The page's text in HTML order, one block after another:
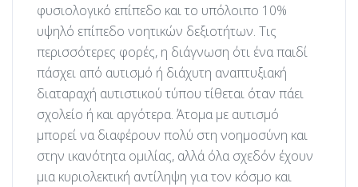
φυσιολογικό επίπεδο και το υπόλοιπο 10%
υψηλό επίπεδο νοητικών δεξιοτήτων. Τις
περισσότερες φορές, η διάγνωση ότι ένα παιδί
πάσχει από αυτισμό ή διάχυτη αναπτυξιακή
διαταραχή αυτιστικού τύπου τίθεται όταν πάει
σχολείο ή και αργότερα. Άτομα με αυτισμό
μπορεί να διαφέρουν πολύ στη νοημοσύνη και
στην ικανότητα ομιλίας, αλλά όλα σχεδόν έχουν
μια κυριολεκτική αντίληψη για τον κόσμο και